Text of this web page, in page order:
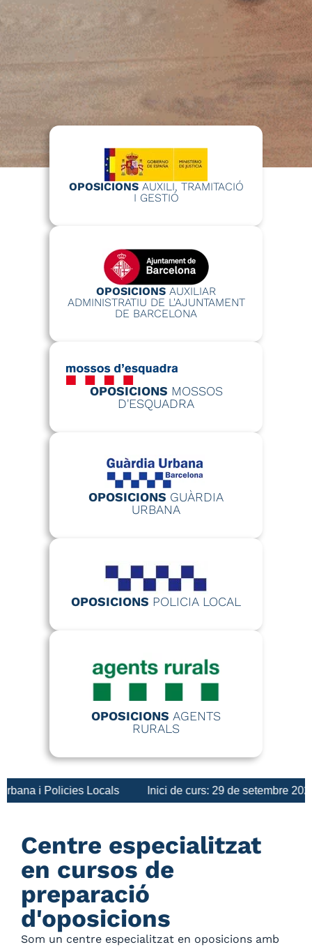
OPOSICIONS AUXILI, TRAMITACIÓ
I GESTIÓ
OPOSICIONS AUXILIAR
ADMINISTRATIU DE L'AJUNTAMENT
DE BARCELONA
OPOSICIONS MOSSOS
D'ESQUADRA
OPOSICIONS GUÀRDIA
URBANA
OPOSICIONS POLICIA LOCAL
OPOSICIONS AGENTS
RURALS
Locals Inici de curs: 29 de setembre 2026
Centre especialitzat
en cursos de
preparació
d'oposicions
Som un centre especialitzat en oposicions amb